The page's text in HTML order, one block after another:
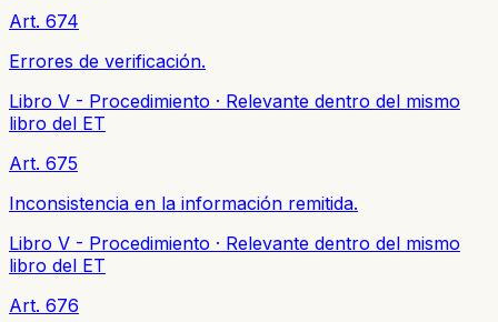
Art. 674
Errores de verificación.
Libro V - Procedimiento · Relevante dentro del mismo
libro del ET
Art. 675
Inconsistencia en la información remitida.
Libro V - Procedimiento · Relevante dentro del mismo
libro del ET
Art. 676